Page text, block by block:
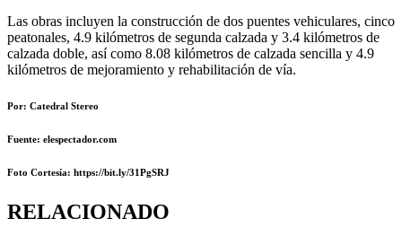
Las obras incluyen la construcción de dos puentes vehiculares, cinco
peatonales, 4.9 kilómetros de segunda calzada y 3.4 kilómetros de
calzada doble, así como 8.08 kilómetros de calzada sencilla y 4.9
kilómetros de mejoramiento y rehabilitación de vía.
Por: Catedral Stereo
Fuente: elespectador.com
Foto Cortesía: https://bit.ly/31PgSRJ
RELACIONADO